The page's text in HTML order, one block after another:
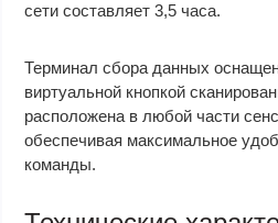
сети составляет 3,5 часа.
Терминал сбора данных
виртуальной кнопкой
расположена в любой части
обеспечивая максимальное
команды.